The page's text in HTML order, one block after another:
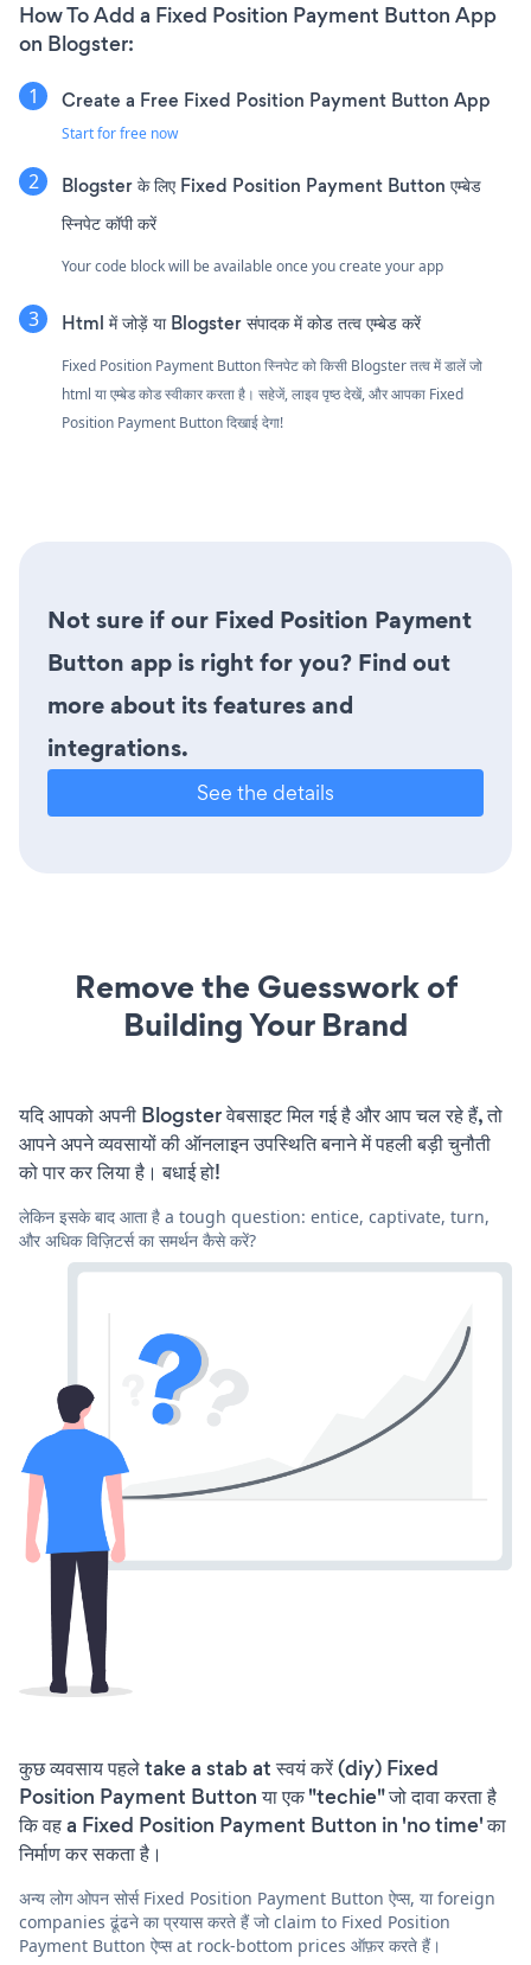
How To Add a Fixed Position Payment Button App
on Blogster:
Create a Free Fixed Position Payment Button App
Start for free now
Blogster के लिए Fixed Position Payment Button एम्बेड
स्निपेट कॉपी करें
Your code block will be available once you create your app
Html में जोड़ें या Blogster संपादक में कोड तत्व एम्बेड करें
Fixed Position Payment Button स्निपेट को किसी Blogster तत्व में डालें जो
html या एम्बेड कोड स्वीकार करता है। सहेजें, लाइव पृष्ठ देखें, और आपका Fixed
Position Payment Button दिखाई देगा!
Not sure if our Fixed Position Payment
Button app is right for you? Find out
more about its features and
integrations.
See the details
Remove the Guesswork of
Building Your Brand
यदि आपको अपनी Blogster वेबसाइट मिल गई है और आप चल रहे हैं, तो
आपने अपने व्यवसायों की ऑनलाइन उपस्थिति बनाने में पहली बड़ी चुनौती
को पार कर लिया है। बधाई हो!
लेकिन इसके बाद आता है a tough question: entice, captivate, turn,
और अधिक विज़िटर्स का समर्थन कैसे करें?
कुछ व्यवसाय पहले take a stab at स्वयं करें (diy) Fixed
Position Payment Button या एक "techie" जो दावा करता है
कि वह a Fixed Position Payment Button in 'no time' का
निर्माण कर सकता है।
अन्य लोग ओपन सोर्स Fixed Position Payment Button ऐप्स, या foreign
companies ढूंढने का प्रयास करते हैं जो claim to Fixed Position
Payment Button ऐप्स at rock-bottom prices ऑफ़र करते हैं।